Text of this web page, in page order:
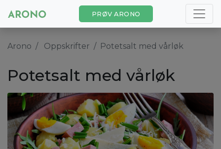
PRØV ARONO
Arono Oppskrifter Potetsalt med vårløk
Potetsalt med vårløk